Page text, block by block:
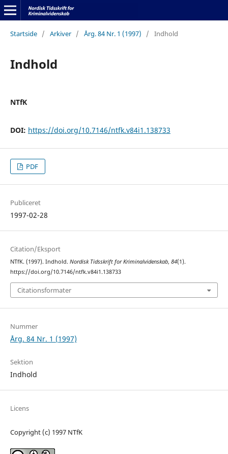
Startside / Arkiver / Årg. 84 Nr. 1 (1997) / Indhold
Indhold
NTfK
DOI: https://doi.org/10.7146/ntfk.v84i1.138733
PDF
Publiceret
1997-02-28
Citation/Eksport
NTfK. (1997). Indhold. Nordisk Tidsskrift for Kriminalvidenskab, 84(1).
https://doi.org/10.7146/ntfk.v84i1.138733
Citationsformater
Nummer
Årg. 84 Nr. 1 (1997)
Sektion
Indhold
Licens
Copyright (c) 1997 NTfK